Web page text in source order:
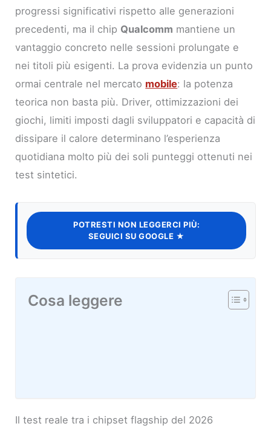
progressi significativi rispetto alle generazioni
precedenti, ma il chip Qualcomm mantiene un
vantaggio concreto nelle sessioni prolungate e
nei titoli più esigenti. La prova evidenzia un punto
ormai centrale nel mercato mobile: la potenza
teorica non basta più. Driver, ottimizzazioni dei
giochi, limiti imposti dagli sviluppatori e capacità di
dissipare il calore determinano l’esperienza
quotidiana molto più dei soli punteggi ottenuti nei
test sintetici.
POTRESTI NON LEGGERCI PIÙ:
SEGUICI SU GOOGLE ★
Cosa leggere
Il test reale tra i chipset flagship del 2026